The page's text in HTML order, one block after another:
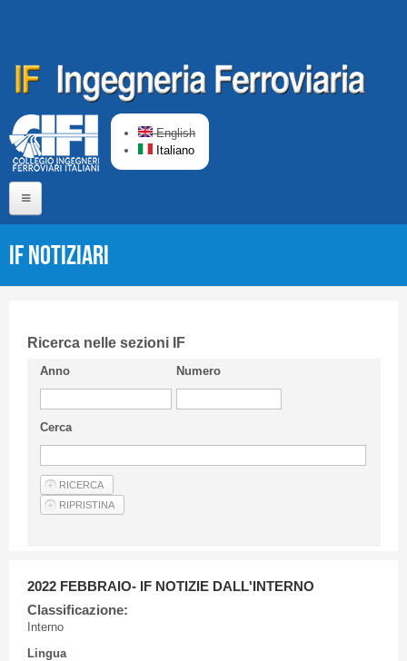
English
Italiano
CIFI in breve
Linee Guida
Privacy Policy
Articoli
IF Notiziari
Ricerca nelle sezioni IF
Anno Numero
Cerca
2022 FEBBRAIO- IF NOTIZIE DALL'INTERNO
Classificazione:
Interno
Lingua